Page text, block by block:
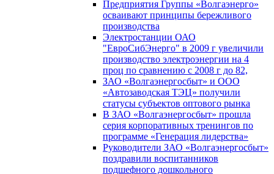
Предприятия Группы «Волгаэнерго»
осваивают принципы бережливого
производства
Электростанции ОАО
"ЕвроСибЭнерго" в 2009 г увеличили
производство электроэнергии на 4
проц по сравнению с 2008 г до 82,
ЗАО «Волгаэнергосбыт» и ООО
«Автозаводская ТЭЦ» получили
статусы субъектов оптового рынка
В ЗАО «Волгаэнергосбыт» прошла
серия корпоративных тренингов по
программе «Генерация лидерства»
Руководители ЗАО «Волгаэнергосбыт»
поздравили воспитанников
подшефного дошкольного